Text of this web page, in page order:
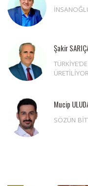
Şakir
Mucip
SÖZÜN